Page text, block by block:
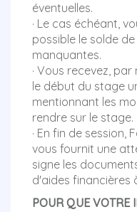
éventuelles.
· Le cas échéant,
possible le solde
manquantes.
· Vous recevez,
le début du stage
mentionnant les
rendre sur le stage.
· En fin de session,
vous fournit une
signe les
d'aides financières
POUR QUE VOTRE